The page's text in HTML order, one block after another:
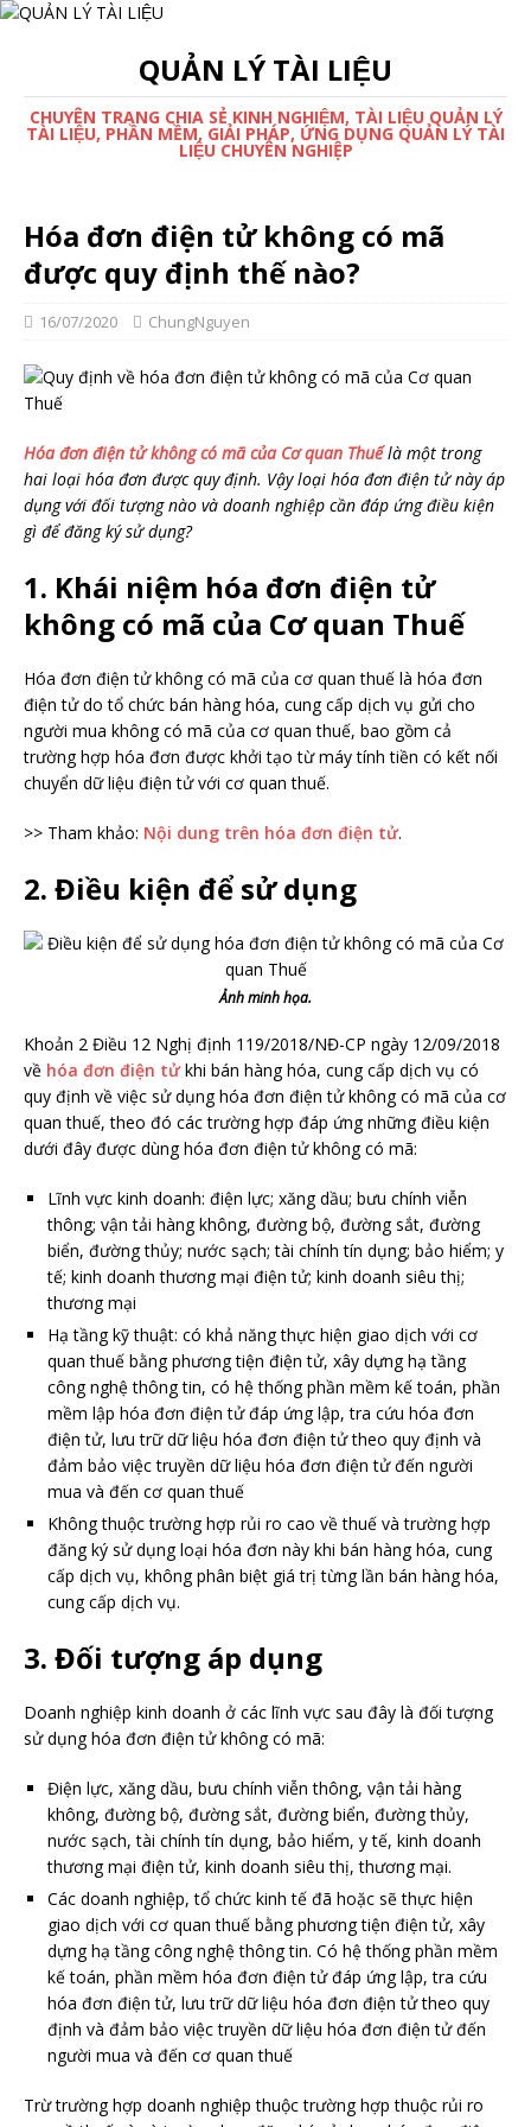
QUẢN LÝ TÀI LIỆU
CHUYÊN TRANG CHIA SẺ KINH NGHIỆM, TÀI LIỆU QUẢN LÝ
TÀI LIỆU, PHẦN MỀM, GIẢI PHÁP, ỨNG DỤNG QUẢN LÝ TÀI
LIỆU CHUYÊN NGHIỆP
Hóa đơn điện tử không có mã
được quy định thế nào?
16/07/2020 ChungNguyen
Hóa đơn điện tử không có mã của Cơ quan Thuếlà một trong
hai loại hóa đơn được quy định. Vậy loại hóa đơn điện tử này áp
dụng với đối tượng nào và doanh nghiệp cần đáp ứng điều kiện
gì để đăng ký sử dụng?
1. Khái niệm hóa đơn điện tử
không có mã của Cơ quan Thuế
Hóa đơn điện tử không có mã của cơ quan thuế là hóa đơn
điện tử do tổ chức bán hàng hóa, cung cấp dịch vụ gửi cho
người mua không có mã của cơ quan thuế, bao gồm cả
trường hợp hóa đơn được khởi tạo từ máy tính tiền có kết nối
chuyển dữ liệu điện tử với cơ quan thuế.
>> Tham khảo: Nội dung trên hóa đơn điện tử.
2. Điều kiện để sử dụng
Ảnh minh họa.
Khoản 2 Điều 12 Nghị định 119/2018/NĐ-CP ngày 12/09/2018
về hóa đơn điện tửkhi bán hàng hóa, cung cấp dịch vụ có
quy định về việc sử dụng hóa đơn điện tử không có mã của cơ
quan thuế, theo đó các trường hợp đáp ứng những điều kiện
dưới đây được dùng hóa đơn điện tử không có mã:
Lĩnh vực kinh doanh: điện lực; xăng dầu; bưu chính viễn
thông; vận tải hàng không, đường bộ, đường sắt, đường
biển, đường thủy; nước sạch; tài chính tín dụng; bảo hiểm; y
tế; kinh doanh thương mại điện tử; kinh doanh siêu thị;
thương mại
Hạ tầng kỹ thuật: có khả năng thực hiện giao dịch với cơ
quan thuế bằng phương tiện điện tử, xây dựng hạ tầng
công nghệ thông tin, có hệ thống phần mềm kế toán, phần
mềm lập hóa đơn điện tử đáp ứng lập, tra cứu hóa đơn
điện tử, lưu trữ dữ liệu hóa đơn điện tử theo quy định và
đảm bảo việc truyền dữ liệu hóa đơn điện tử đến người
mua và đến cơ quan thuế
Không thuộc trường hợp rủi ro cao về thuế và trường hợp
đăng ký sử dụng loại hóa đơn này khi bán hàng hóa, cung
cấp dịch vụ, không phân biệt giá trị từng lần bán hàng hóa,
cung cấp dịch vụ.
3. Đối tượng áp dụng
Doanh nghiệp kinh doanh ở các lĩnh vực sau đây là đối tượng
sử dụng hóa đơn điện tử không có mã:
Điện lực, xăng dầu, bưu chính viễn thông, vận tải hàng
không, đường bộ, đường sắt, đường biển, đường thủy,
nước sạch, tài chính tín dụng, bảo hiểm, y tế, kinh doanh
thương mại điện tử, kinh doanh siêu thị, thương mại.
Các doanh nghiệp, tổ chức kinh tế đã hoặc sẽ thực hiện
giao dịch với cơ quan thuế bằng phương tiện điện tử, xây
dựng hạ tầng công nghệ thông tin. Có hệ thống phần mềm
kế toán, phần mềm hóa đơn điện tử đáp ứng lập, tra cứu
hóa đơn điện tử, lưu trữ dữ liệu hóa đơn điện tử theo quy
định và đảm bảo việc truyền dữ liệu hóa đơn điện tử đến
người mua và đến cơ quan thuế
Trừ trường hợp doanh nghiệp thuộc trường hợp thuộc rủi ro